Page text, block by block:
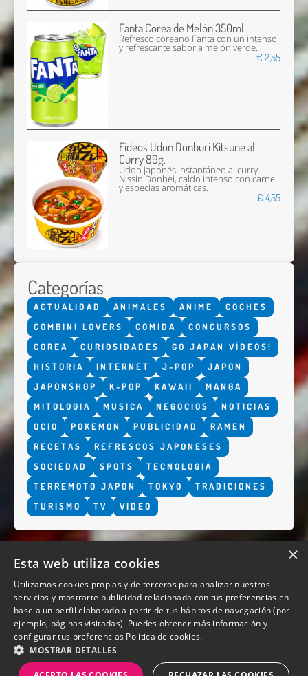
Fanta Corea de Melón 350ml.
Refresco coreano Fanta con un intenso
y refrescante sabor a melón verde.
€ 2,55
Fideos Udon Donburi Kitsune al
Curry 89g.
Udon japonés instantáneo al curry
Nissin Donbei, caldo intenso con carne
y especias aromáticas.
€ 4,55
Categorías
ACTUALIDAD ANIMALES ANIME
COCHES
COMBINI LOVERS
COMIDA
CONCURSOS
COREA
CURIOSIDADES
GO JAPAN VÍDEOS!
HISTORIA
INTERNET J-POP
JAPON
JAPONSHOP
K-POP KAWAII
MANGA
MITOLOGIA
MUSICA NEGOCIOS
NOTICIAS
OCIO
POKEMON PUBLICIDAD
RAMEN
RECETAS
REFRESCOS JAPONESES
SOCIEDAD
SPOTS
TECNOLOGIA
TERREMOTO JAPON
TOKYO
TRADICIONES
TURISMO
TV VIDEO
QUIENES SOMOS
×
Esta web utiliza cookies
Utilizamos cookies propias y de terceros para analizar nuestros
servicios y mostrarte publicidad relacionada con tus preferencias en
base a un perfil elaborado a partir de tus hábitos de navegación (por
ejemplo, páginas visitadas). Puedes obtener más información y
configurar tus preferencias Política de cookies.
MOSTRAR DETALLES